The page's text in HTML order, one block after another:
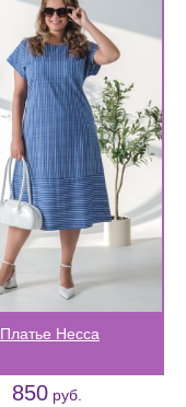
Платье Несса
850 руб.